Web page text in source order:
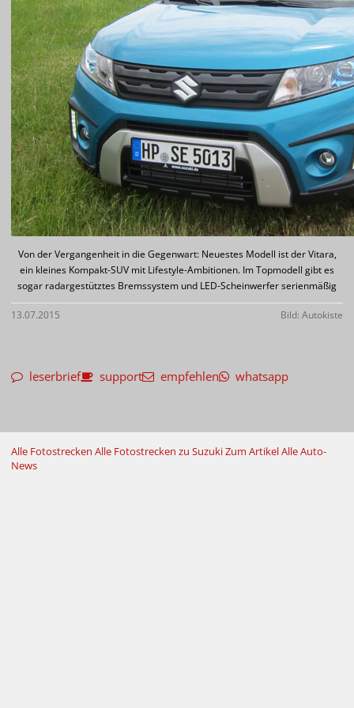
Von der Vergangenheit in die Gegenwart: Neuestes Modell ist der Vitara,
ein kleines Kompakt-SUV mit Lifestyle-Ambitionen. Im Topmodell gibt es
sogar radargestütztes Bremssystem und LED-Scheinwerfer serienmäßig
13.07.2015 Bild: Autokiste
leserbrief support empfehlen whatsapp
Alle Fotostrecken Alle Fotostrecken zu SuzukiZum ArtikelAlle Auto-
News